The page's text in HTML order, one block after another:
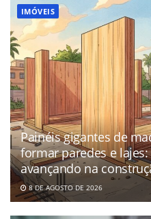
IMÓVEIS
Painéis gigantes de
formar paredes e
avançando na
8 DE AGOSTO DE 2026